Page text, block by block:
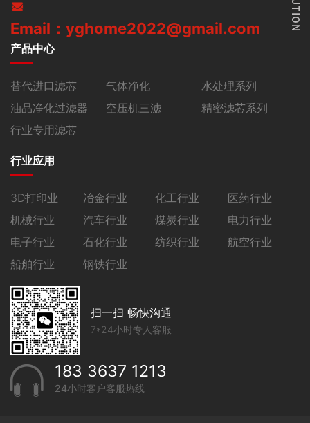
Email：yghome2022@gmail.com
产品中心
替代进口滤芯 气体净化
水处理系列
油品净化过滤器
空压机三滤
精密滤芯系列
行业专用滤芯
行业应用
3D打印业 冶金行业 化工行业
医药行业
机械行业
汽车行业 煤炭行业
电力行业
电子行业
石化行业 纺织行业
航空行业
船舶行业
钢铁行业
扫一扫 畅快沟通
7*24小时专人客服
183 3637 1213
24小时客户客服热线